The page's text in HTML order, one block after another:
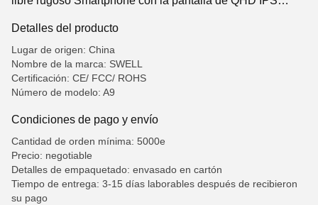
Detalles del producto
Lugar de origen: China
Nombre de la marca: SWELL
Certificación: CE/ FCC/ ROHS
Número de modelo: A9
Condiciones de pago y envío
Cantidad de orden mínima: 5000e
Precio: negotiable
Detalles de empaquetado: envasado en cartón
Tiempo de entrega: 3-15 días laborables después de recibieron
su pago